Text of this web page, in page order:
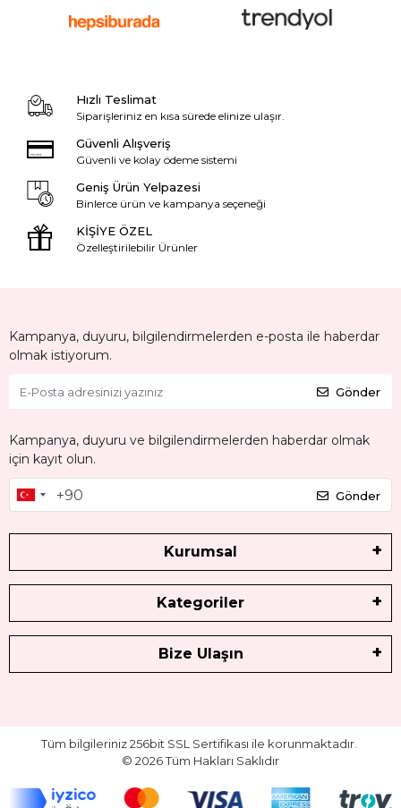
Hızlı Teslimat
Siparişleriniz en kısa sürede elinize ulaşır.
Güvenli Alışveriş
Güvenli ve kolay ödeme sistemi
Geniş Ürün Yelpazesi
Binlerce ürün ve kampanya seçeneği
KİŞİYE ÖZEL
Özelleştirilebilir Ürünler
Kampanya, duyuru, bilgilendirmelerden e-posta ile haberdar
olmak istiyorum.
Gönder
Kampanya, duyuru ve bilgilendirmelerden haberdar olmak
için kayıt olun.
Gönder
Kurumsal
Kategoriler
Bize Ulaşın
Tüm bilgileriniz 256bit SSL Sertifikası ile korunmaktadır.
© 2026Tüm Hakları Saklıdır